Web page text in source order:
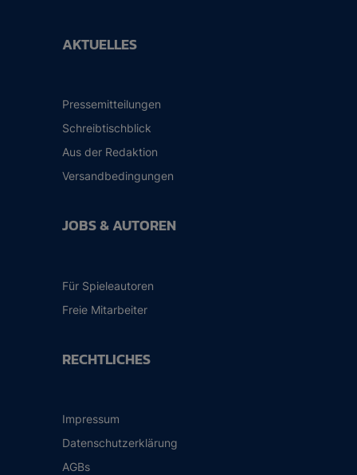
AKTUELLES
Pressemitteilungen
Schreibtischblick
Aus der Redaktion
Versandbedingungen
JOBS & AUTOREN
Für Spieleautoren
Freie Mitarbeiter
RECHTLICHES
Impressum
Datenschutzerklärung
AGBs